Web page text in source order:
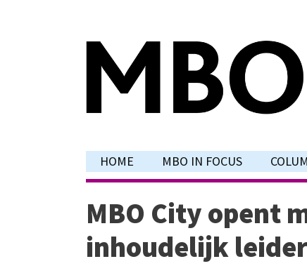
HOME MBO IN FOCUS
MBO City opent
inhoudelijk